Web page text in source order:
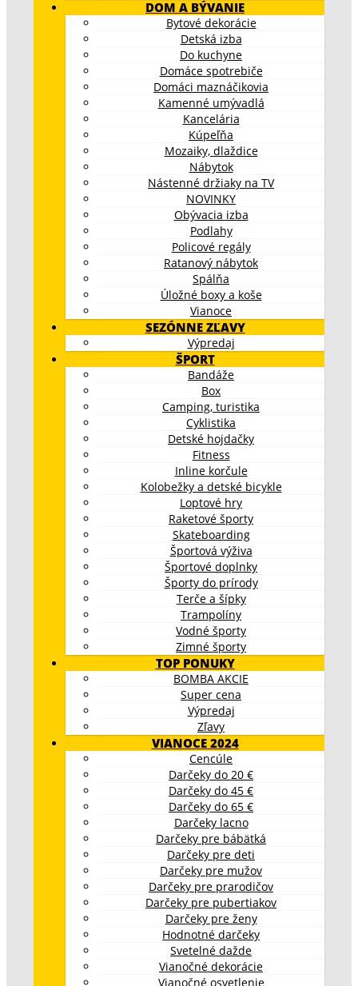
DOM A BÝVANIE
Bytové dekorácie
Detská izba
Do kuchyne
Domáce spotrebiče
Domáci maznáčikovia
Kamenné umývadlá
Kancelária
Kúpeľňa
Mozaiky, dlaždice
Nábytok
Nástenné držiaky na TV
NOVINKY
Obývacia izba
Podlahy
Policové regály
Ratanový nábytok
Spálňa
Úložné boxy a koše
Vianoce
SEZÓNNE ZĽAVY
Výpredaj
ŠPORT
Bandáže
Box
Camping, turistika
Cyklistika
Detské hojdačky
Fitness
Inline korčule
Kolobežky a detské bicykle
Loptové hry
Raketové športy
Skateboarding
Športová výživa
Športové doplnky
Športy do prírody
Terče a šípky
Trampolíny
Vodné športy
Zimné športy
TOP PONUKY
BOMBA AKCIE
Super cena
Výpredaj
Zľavy
VIANOCE 2024
Cencúle
Darčeky do 20 €
Darčeky do 45 €
Darčeky do 65 €
Darčeky lacno
Darčeky pre bábätká
Darčeky pre deti
Darčeky pre mužov
Darčeky pre prarodičov
Darčeky pre pubertiakov
Darčeky pre ženy
Hodnotné darčeky
Svetelné dažde
Vianočné dekorácie
Vianočné osvetlenie